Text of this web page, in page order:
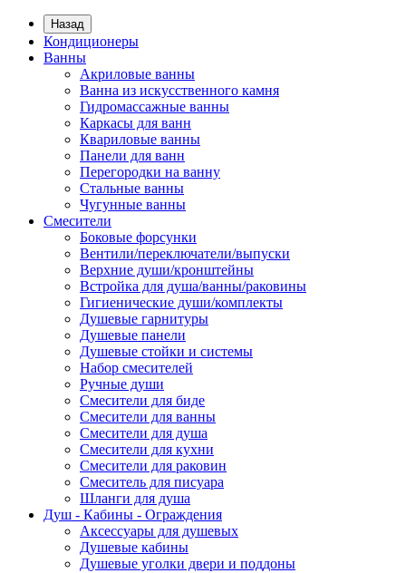
Назад
Кондиционеры
Ванны
Акриловые ванны
Ванна из искусственного камня
Гидромассажные ванны
Каркасы для ванн
Квариловые ванны
Панели для ванн
Перегородки на ванну
Стальные ванны
Чугунные ванны
Смесители
Боковые форсунки
Вентили/переключатели/выпуски
Верхние души/кронштейны
Встройка для душа/ванны/раковины
Гигиенические души/комплекты
Душевые гарнитуры
Душевые панели
Душевые стойки и системы
Набор смесителей
Ручные души
Смесители для биде
Смесители для ванны
Смесители для душа
Смесители для кухни
Смесители для раковин
Смеситель для писуара
Шланги для душа
Душ - Кабины - Ограждения
Аксессуары для душевых
Душевые кабины
Душевые уголки двери и поддоны